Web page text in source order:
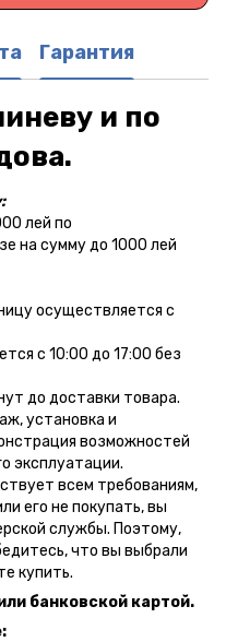
Гарантия
и по
лей по
на сумму до 1000 лей
осуществляется с
с 10:00 до 17:00 без
до доставки товара.
установка и
возможностей
эксплуатации.
всем требованиям,
его не покупать, вы
службы. Поэтому,
что вы выбрали
купить.
банковской картой.